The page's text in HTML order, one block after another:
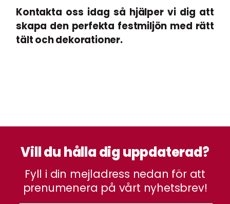
Kontakta oss idag så hjälper vi dig att
skapa den perfekta festmiljön med rätt
tält och dekorationer.
Vill du hålla dig uppdaterad?
Fyll i din mejladress nedan för att
prenumenera på vårt nyhetsbrev!